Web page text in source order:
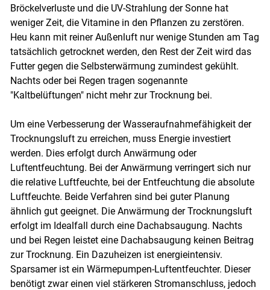
Skip to main content
Bröckelverluste und die UV-Strahlung der Sonne hat
weniger Zeit, die Vitamine in den Pflanzen zu zerstören.
Heu kann mit reiner Außenluft nur wenige Stunden am Tag
tatsächlich getrocknet werden, den Rest der Zeit wird das
Futter gegen die Selbsterwärmung zumindest gekühlt.
Nachts oder bei Regen tragen sogenannte
"Kaltbelüftungen" nicht mehr zur Trocknung bei.
Um eine Verbesserung der Wasseraufnahmefähigkeit der
Trocknungsluft zu erreichen, muss Energie investiert
werden. Dies erfolgt durch Anwärmung oder
Luftentfeuchtung. Bei der Anwärmung verringert sich nur
die relative Luftfeuchte, bei der Entfeuchtung die absolute
Luftfeuchte. Beide Verfahren sind bei guter Planung
ähnlich gut geeignet. Die Anwärmung der Trocknungsluft
erfolgt im Idealfall durch eine Dachabsaugung. Nachts
und bei Regen leistet eine Dachabsaugung keinen Beitrag
zur Trocknung. Ein Dazuheizen ist energieintensiv.
Sparsamer ist ein Wärmepumpen-Luftentfeuchter. Dieser
benötigt zwar einen viel stärkeren Stromanschluss, jedoch